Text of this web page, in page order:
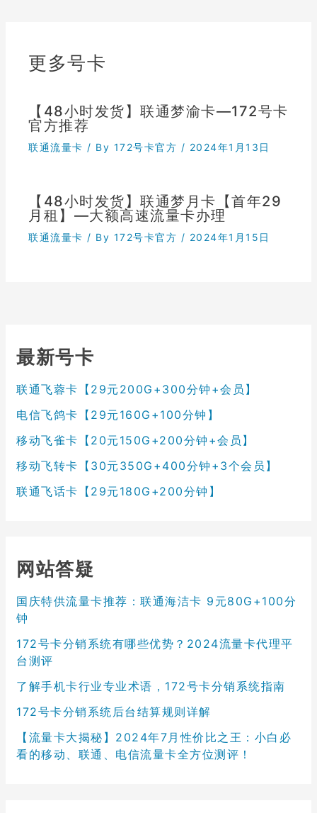
更多号卡
【48小时发货】联通梦渝卡—172号卡
官方推荐
联通流量卡 / By 172号卡官方 / 2024年1月13日
【48小时发货】联通梦月卡【首年29
月租】—大额高速流量卡办理
联通流量卡 / By 172号卡官方 / 2024年1月15日
最新号卡
联通飞蓉卡【29元200G+300分钟+会员】
电信飞鸽卡【29元160G+100分钟】
移动飞雀卡【20元150G+200分钟+会员】
移动飞转卡【30元350G+400分钟+3个会员】
联通飞话卡【29元180G+200分钟】
网站答疑
国庆特供流量卡推荐：联通海洁卡 9元80G+100分
钟
172号卡分销系统有哪些优势？2024流量卡代理平
台测评
了解手机卡行业专业术语，172号卡分销系统指南
172号卡分销系统后台结算规则详解
【流量卡大揭秘】2024年7月性价比之王：小白必
看的移动、联通、电信流量卡全方位测评！